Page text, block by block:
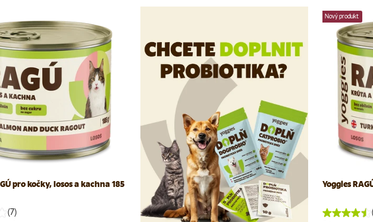
pro kočky, losos a kachna 185
(7)
Nový produkt
Yoggies